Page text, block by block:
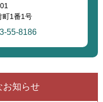
町1番1号
55-8186
お知らせ